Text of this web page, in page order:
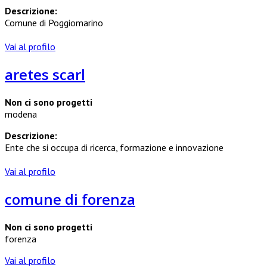
Descrizione:
Comune di Poggiomarino
Vai al profilo
aretes scarl
Non ci sono progetti
modena
Descrizione:
Ente che si occupa di ricerca, formazione e innovazione
Vai al profilo
comune di forenza
Non ci sono progetti
forenza
Vai al profilo